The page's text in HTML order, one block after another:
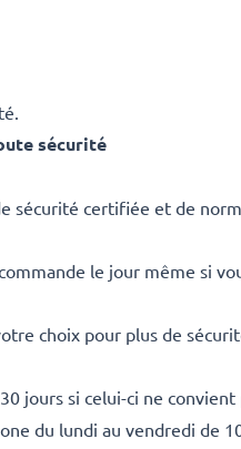
sécurité
sécurité certifiée et de
le jour même si
choix pour plus de
jours si celui-ci ne
du lundi au vendredi de